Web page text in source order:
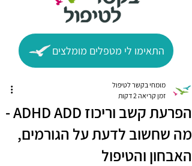
התאימו לי מטפלים מומלצים
הפרעת קשב וריכוז ADHD ADD -
מה שחשוב לדעת על הגורמים,
האבחון והטיפול
מומחי בקשר לטיפול
זמן קריאה 2 דקות